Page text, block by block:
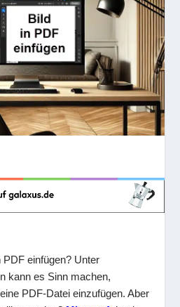
einfügen? Unter
kann es Sinn machen,
PDF-Datei einzufügen. Aber